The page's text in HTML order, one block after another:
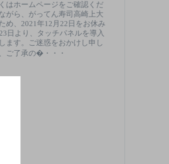
はホームページをご確認くだ
がら、がってん寿司高崎上大
め、2021年12月22日をお休み
日より、タッチパネルを導入
ます。ご迷惑をおかけし申し
ご了承の�・・・